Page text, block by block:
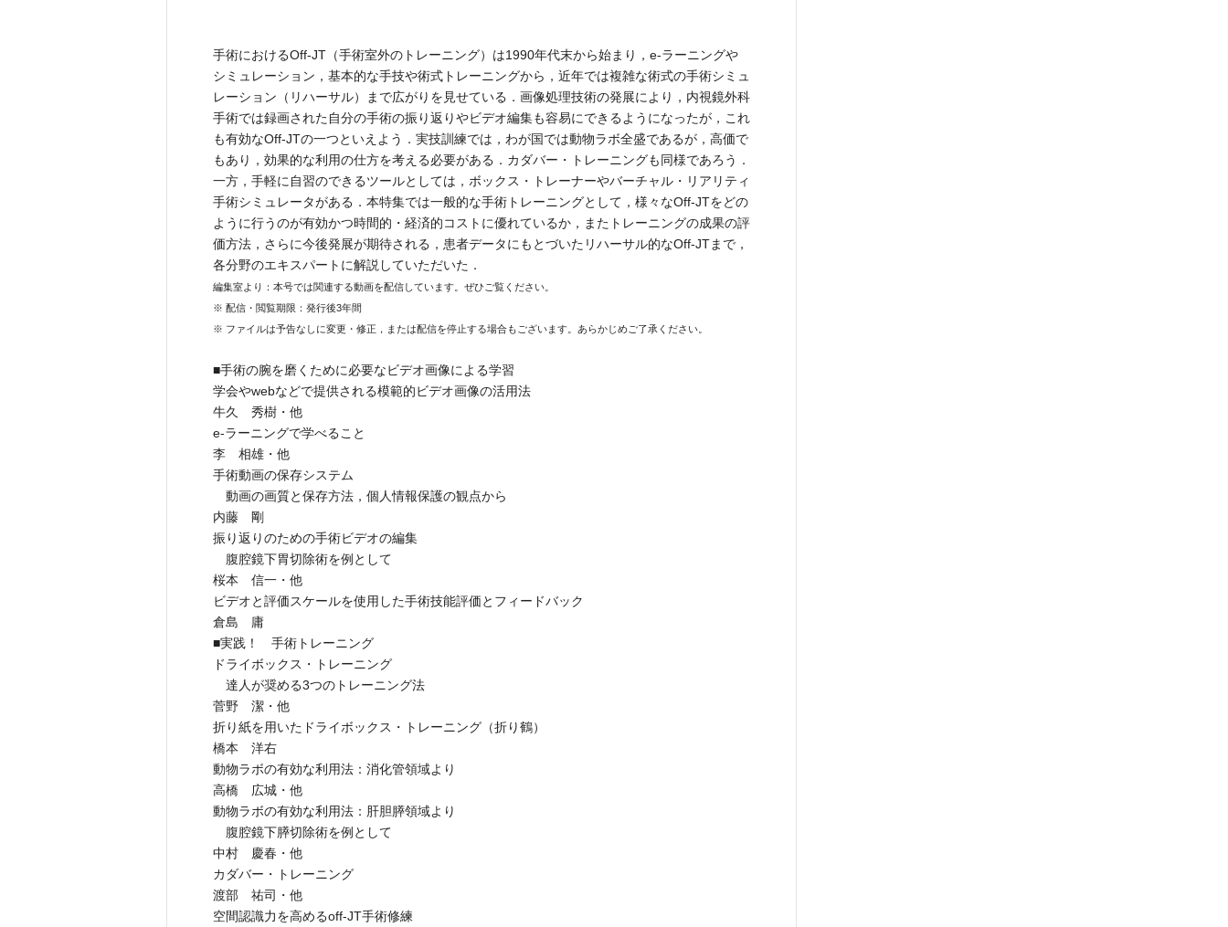
手術におけるOff-JT（手術室外のトレーニング）は1990年代末から始まり，e-ラーニングや
シミュレーション，基本的な手技や術式トレーニングから，近年では複雑な術式の手術シミュ
レーション（リハーサル）まで広がりを見せている．画像処理技術の発展により，内視鏡外科
手術では録画された自分の手術の振り返りやビデオ編集も容易にできるようになったが，これ
も有効なOff-JTの一つといえよう．実技訓練では，わが国では動物ラボ全盛であるが，高価で
もあり，効果的な利用の仕方を考える必要がある．カダバー・トレーニングも同様であろう．
一方，手軽に自習のできるツールとしては，ボックス・トレーナーやバーチャル・リアリティ
手術シミュレータがある．本特集では一般的な手術トレーニングとして，様々なOff-JTをどの
ように行うのが有効かつ時間的・経済的コストに優れているか，またトレーニングの成果の評
価方法，さらに今後発展が期待される，患者データにもとづいたリハーサル的なOff-JTまで，
各分野のエキスパートに解説していただいた．
編集室より：本号では関連する動画を配信しています。ぜひご覧ください。
※ 配信・閲覧期限：発行後3年間
※ ファイルは予告なしに変更・修正，または配信を停止する場合もございます。あらかじめご了承ください。
■手術の腕を磨くために必要なビデオ画像による学習
学会やwebなどで提供される模範的ビデオ画像の活用法
牛久 秀樹・他
e-ラーニングで学べること
李 相雄・他
手術動画の保存システム
動画の画質と保存方法，個人情報保護の観点から
内藤 剛
振り返りのための手術ビデオの編集
腹腔鏡下胃切除術を例として
桜本 信一・他
ビデオと評価スケールを使用した手術技能評価とフィードバック
倉島 庸
■実践！ 手術トレーニング
ドライボックス・トレーニング
達人が奨める3つのトレーニング法
菅野 潔・他
折り紙を用いたドライボックス・トレーニング（折り鶴）
橋本 洋右
動物ラボの有効な利用法：消化管領域より
高橋 広城・他
動物ラボの有効な利用法：肝胆膵領域より
腹腔鏡下膵切除術を例として
中村 慶春・他
カダバー・トレーニング
渡部 祐司・他
空間認識力を高めるoff-JT手術修練